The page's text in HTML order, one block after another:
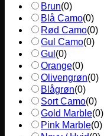
Brun(0)
Blå Camo(0)
Rød Camo(0)
Gul Camo(0)
Gul (0)
Orange(0)
Olivengrøn(0)
Blågrøn(0)
Sort Camo(0)
Gold Marble(0)
Pink Marble(0)